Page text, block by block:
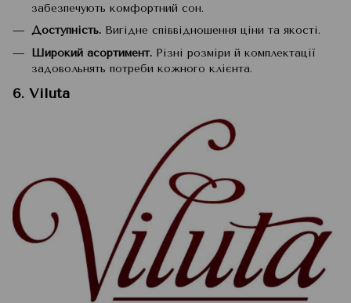
забезпечують комфортний сон.
Доступність. Вигідне співвідношення ціни та якості.
Широкий асортимент. Різні розміри й комплектації
задовольнять потреби кожного клієнта.
6. Viluta